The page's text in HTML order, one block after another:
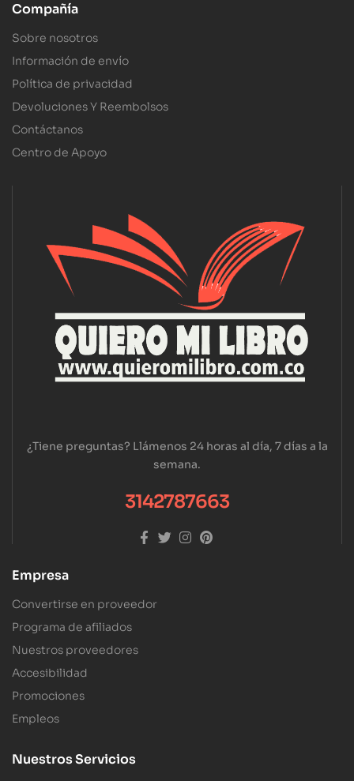
Compañía
Sobre nosotros
Información de envío
Política de privacidad
Devoluciones Y Reembolsos
Contáctanos
Centro de Apoyo
¿Tiene preguntas? Llámenos 24 horas al día, 7 días a la
semana.
3142787663
Empresa
Convertirse en proveedor
Programa de afiliados
Nuestros proveedores
Accesibilidad
Promociones
Empleos
Nuestros Servicios